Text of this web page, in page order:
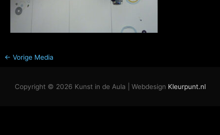
← Vorige Media
Copyright © 2026 Kunst in de Aula | Webdesign Kleurpunt.nl